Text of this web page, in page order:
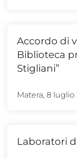
Accordo di
Biblioteca
Stigliani”
Matera, 8 luglio
Laboratori